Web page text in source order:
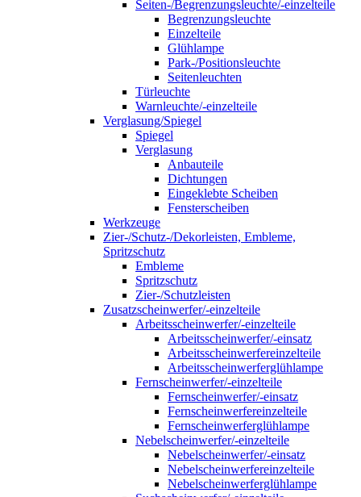
Seiten-/Begrenzungsleuchte/-einzelteile
Begrenzungsleuchte
Einzelteile
Glühlampe
Park-/Positionsleuchte
Seitenleuchten
Türleuchte
Warnleuchte/-einzelteile
Verglasung/Spiegel
Spiegel
Verglasung
Anbauteile
Dichtungen
Eingeklebte Scheiben
Fensterscheiben
Werkzeuge
Zier-/Schutz-/Dekorleisten, Embleme,
Spritzschutz
Embleme
Spritzschutz
Zier-/Schutzleisten
Zusatzscheinwerfer/-einzelteile
Arbeitsscheinwerfer/-einzelteile
Arbeitsscheinwerfer/-einsatz
Arbeitsscheinwerfereinzelteile
Arbeitsscheinwerferglühlampe
Fernscheinwerfer/-einzelteile
Fernscheinwerfer/-einsatz
Fernscheinwerfereinzelteile
Fernscheinwerferglühlampe
Nebelscheinwerfer/-einzelteile
Nebelscheinwerfer/-einsatz
Nebelscheinwerfereinzelteile
Nebelscheinwerferglühlampe